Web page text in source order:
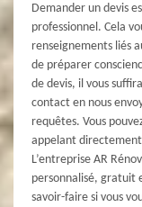
Demander un devis
professionnel. Cela
renseignements liés
de préparer
de devis, il vous
contact en nous
requêtes. Vous
appelant
L’entreprise AR
personnalisé, gratuit
savoir-faire si vous